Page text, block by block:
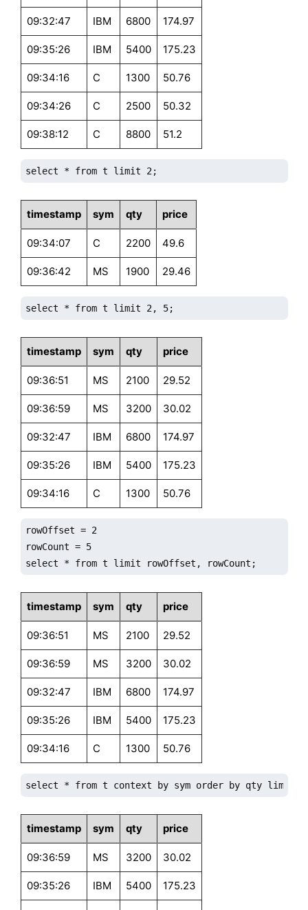
09:32:47 IBM 6800 174.97
09:35:26 IBM 5400 175.23
09:34:16 C 1300 50.76
09:34:26 C 2500 50.32
09:38:12 C 8800 51.2
select * from t limit 2;
timestamp sym qty price
09:34:07 C 2200 49.6
09:36:42 MS 1900 29.46
select * from t limit 2, 5;
timestamp sym qty price
09:36:51 MS 2100 29.52
09:36:59 MS 3200 30.02
09:32:47 IBM 6800 174.97
09:35:26 IBM 5400 175.23
09:34:16 C 1300 50.76
rowOffset = 2
rowCount = 5
select * from t limit rowOffset, rowCount;
timestamp sym qty price
09:36:51 MS 2100 29.52
09:36:59 MS 3200 30.02
09:32:47 IBM 6800 174.97
09:35:26 IBM 5400 175.23
09:34:16 C 1300 50.76
select * from t context by sym order by qty limit -
timestamp sym qty price
09:36:59 MS 3200 30.02
09:35:26 IBM 5400 175.23